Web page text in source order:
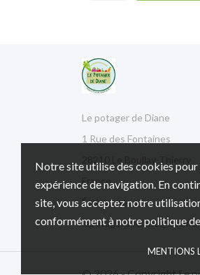
Notre site utilise des cookies
expérience de navigation. En
site, vous acceptez notre
conformément à notre politique
MENTIONS
Le potager de Diane
1 Rue des Fontaines
France
Écrivez-nous :